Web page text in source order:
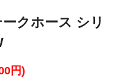
クホース シリ
円)